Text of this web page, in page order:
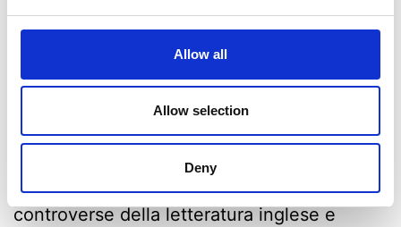
Allow all
Allow selection
Deny
In questa puntata parleremo dell’opera più
celebre di Jane Austen, “Orgoglio e
Pregiudizio”! Tra l’intraprendenza di
Darcy, preparatevi ad immergervi all’interno
controverse della letteratura inglese e